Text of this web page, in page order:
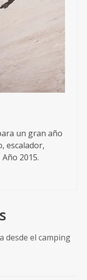
un gran año
escalador,
2015.
desde el camping